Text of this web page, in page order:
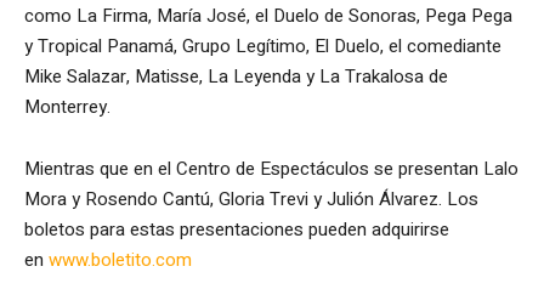
como La Firma, María José, el Duelo de Sonoras, Pega Pega
y Tropical Panamá, Grupo Legítimo, El Duelo, el comediante
Mike Salazar, Matisse, La Leyenda y La Trakalosa de
Monterrey.
Mientras que en el Centro de Espectáculos se presentan Lalo
Mora y Rosendo Cantú, Gloria Trevi y Julión Álvarez. Los
boletos para estas presentaciones pueden adquirirse
en www.boletito.com